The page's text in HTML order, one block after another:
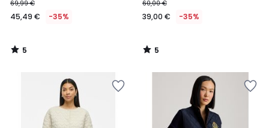
Stoff
69,99 €
45,49 € -35%
5
/
60,00 €
39,00 € -35%
5
/